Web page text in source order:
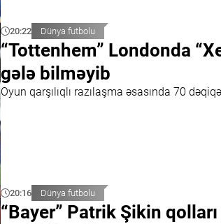
20:22 Dünya futbolu
“Tottenhem” Londonda
gələ bilməyib
Oyun qarşılıqlı razılaşma əsasında 70
20:16 Dünya futbolu
“Bayer” Patrik Şikin qolları